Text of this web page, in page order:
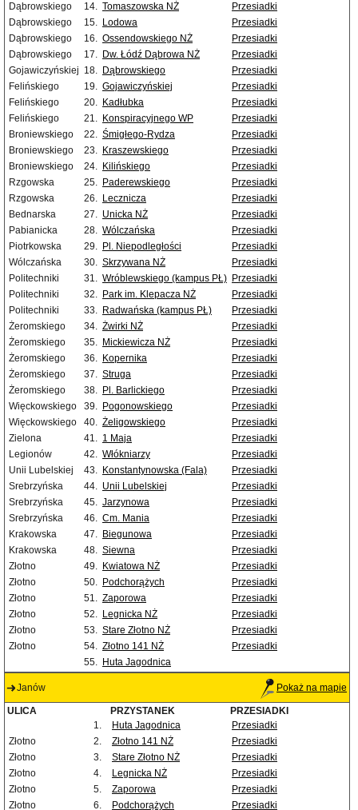
Dąbrowskiego
14. Tomaszowska NŻ
Przesiadki
Dąbrowskiego
15. Lodowa
Przesiadki
Dąbrowskiego
16. Ossendowskiego NŻ
Przesiadki
Dąbrowskiego
17. Dw. Łódź Dąbrowa NŻ
Przesiadki
Gojawiczyńskiej 18. Dąbrowskiego
Przesiadki
Felińskiego
19. Gojawiczyńskiej
Przesiadki
Felińskiego
20. Kadłubka
Przesiadki
Felińskiego
21. Konspiracyjnego WP
Przesiadki
Broniewskiego
22. Śmigłego-Rydza
Przesiadki
Broniewskiego
23. Kraszewskiego
Przesiadki
Broniewskiego
24. Kilińskiego
Przesiadki
Rzgowska
25. Paderewskiego
Przesiadki
Rzgowska
26. Lecznicza
Przesiadki
Bednarska
27. Unicka NŻ
Przesiadki
Pabianicka
28. Wólczańska
Przesiadki
Piotrkowska
29. Pl. Niepodległości
Przesiadki
Wólczańska
30. Skrzywana NŻ
Przesiadki
Politechniki
31. Wróblewskiego (kampus PŁ) Przesiadki
Politechniki
32. Park im. Klepacza NŻ
Przesiadki
Politechniki
33. Radwańska (kampus PŁ)
Przesiadki
Żeromskiego
34. Żwirki NŻ
Przesiadki
Żeromskiego
35. Mickiewicza NŻ
Przesiadki
Żeromskiego
36. Kopernika
Przesiadki
Żeromskiego
37. Struga
Przesiadki
Żeromskiego
38. Pl. Barlickiego
Przesiadki
Więckowskiego
39. Pogonowskiego
Przesiadki
Więckowskiego
40. Żeligowskiego
Przesiadki
Zielona
41. 1 Maja
Przesiadki
Legionów
42. Włókniarzy
Przesiadki
Unii Lubelskiej
43. Konstantynowska (Fala)
Przesiadki
Srebrzyńska
44. Unii Lubelskiej
Przesiadki
Srebrzyńska
45. Jarzynowa
Przesiadki
Srebrzyńska
46. Cm. Mania
Przesiadki
Krakowska
47. Biegunowa
Przesiadki
Krakowska
48. Siewna
Przesiadki
Złotno
49. Kwiatowa NŻ
Przesiadki
Złotno
50. Podchorążych
Przesiadki
Złotno
51. Zaporowa
Przesiadki
Złotno
52. Legnicka NŻ
Przesiadki
Złotno
53. Stare Złotno NŻ
Przesiadki
Złotno
54. Złotno 141 NŻ
Przesiadki
55. Huta Jagodnica
Janów Pokaż na mapie
ULICA PRZYSTANEK
PRZESIADKI
1.
Huta Jagodnica
Przesiadki
Złotno
2. Złotno 141 NŻ
Przesiadki
Złotno
3. Stare Złotno NŻ
Przesiadki
Złotno
4. Legnicka NŻ
Przesiadki
Złotno
5. Zaporowa
Przesiadki
Złotno
6. Podchorążych
Przesiadki